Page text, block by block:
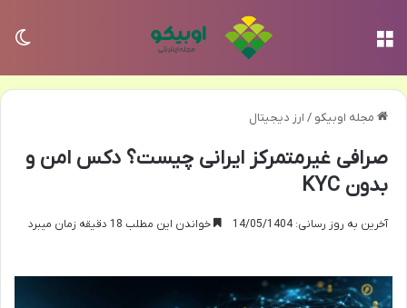
مجله اوبیکو / ارز دیجیتال
صرافی غیرمتمرکز ایرانی چیست؟ دکس امن و
بدون KYC
آخرین به روز رسانی: 14/05/1404 خواندن این مطلب 18 دقیقه زمان میبرد